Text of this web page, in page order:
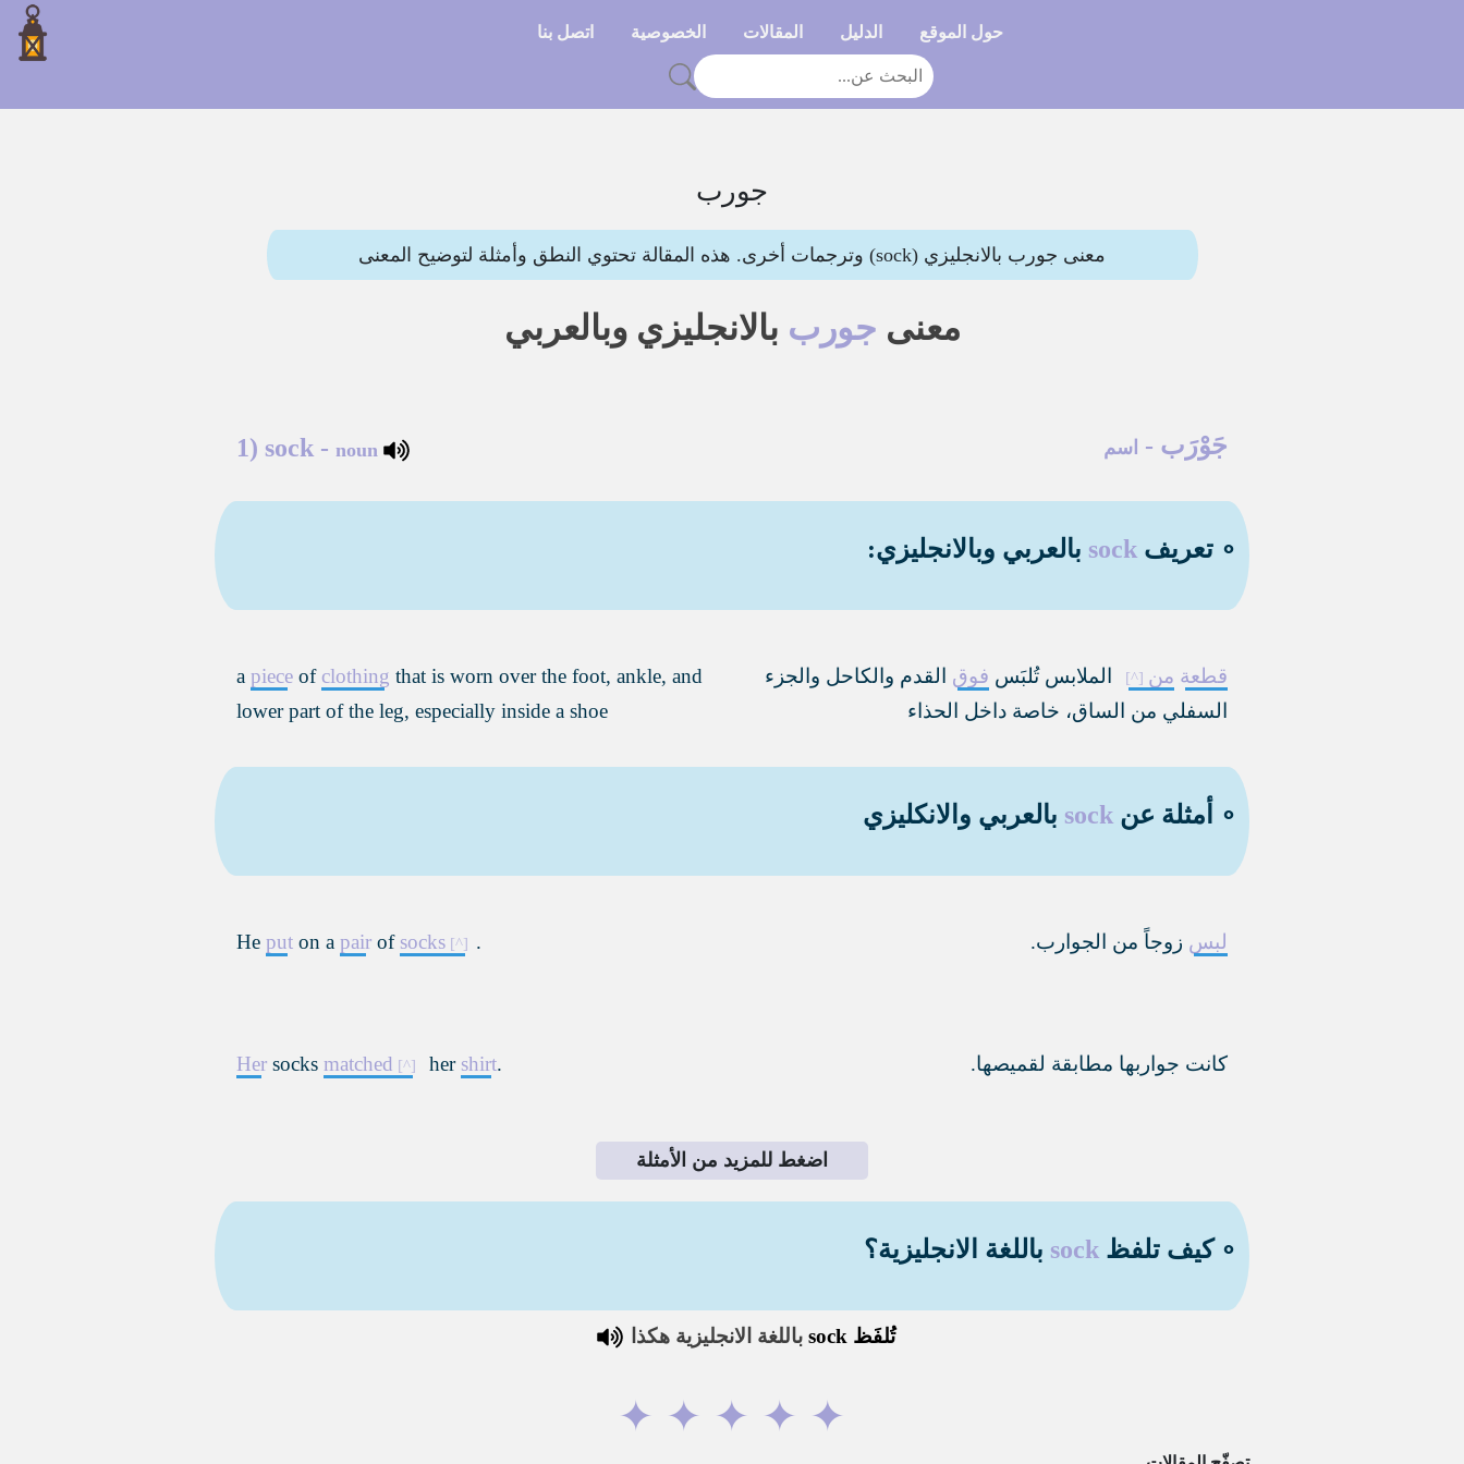
حول الموقع الدليل المقالات الخصوصية اتصل بنا
جورب
معنى جورب بالانجليزي (sock) وترجمات أخرى. هذه المقالة تحتوي النطق وأمثلة لتوضيح المعنى
معنى جورب بالانجليزي وبالعربي
جَوْرَب - اسم 1) sock - noun
∘ تعريف sock بالعربي وبالانجليزي:
قطعة من الملابس تُلبَس فوق القدم والكاحل والجزء
السفلي من الساق، خاصة داخل الحذاء
a piece of clothing that is worn over the foot, ankle, and
lower part of the leg, especially inside a shoe
∘ أمثلة عن sock بالعربي والانكليزي
لبس زوجاً من الجوارب.
He put on a pair of socks .
كانت جواربها مطابقة لقميصها. Her socks matched her shirt.
اضغط للمزيد من الأمثلة
∘ كيف تلفظ sock باللغة الانجليزية؟
تُلفَظ sock باللغة الانجليزية هكذا
✦
✦
✦
✦
✦